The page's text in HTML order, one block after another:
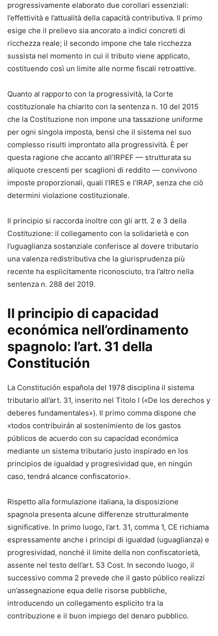
progressivamente elaborato due corollari essenziali:
l’effettività e l’attualità della capacità contributiva. Il primo
esige che il prelievo sia ancorato a indici concreti di
ricchezza reale; il secondo impone che tale ricchezza
sussista nel momento in cui il tributo viene applicato,
costituendo così un limite alle norme fiscali retroattive.
Quanto al rapporto con la progressività, la Corte
costituzionale ha chiarito con la sentenza n. 10 del 2015
che la Costituzione non impone una tassazione uniforme
per ogni singola imposta, bensì che il sistema nel suo
complesso risulti improntato alla progressività. È per
questa ragione che accanto all’IRPEF — strutturata su
aliquote crescenti per scaglioni di reddito — convivono
imposte proporzionali, quali l’IRES e l’IRAP, senza che ciò
determini violazione costituzionale.
Il principio si raccorda inoltre con gli artt. 2 e 3 della
Costituzione: il collegamento con la solidarietà e con
l’uguaglianza sostanziale conferisce al dovere tributario
una valenza redistributiva che la giurisprudenza più
recente ha esplicitamente riconosciuto, tra l’altro nella
sentenza n. 288 del 2019.
Il principio di capacidad
económica nell’ordinamento
spagnolo: l’art. 31 della
Constitución
La Constitución española del 1978 disciplina il sistema
tributario all’art. 31, inserito nel Titolo I («De los derechos y
deberes fundamentales»). Il primo comma dispone che
«todos contribuirán al sostenimiento de los gastos
públicos de acuerdo con su capacidad económica
mediante un sistema tributario justo inspirado en los
principios de igualdad y progresividad que, en ningún
caso, tendrá alcance confiscatorio».
Rispetto alla formulazione italiana, la disposizione
spagnola presenta alcune differenze strutturalmente
significative. In primo luogo, l’art. 31, comma 1, CE richiama
espressamente anche i principi di igualdad (uguaglianza) e
progresividad, nonché il limite della non confiscatorietà,
assente nel testo dell’art. 53 Cost. In secondo luogo, il
successivo comma 2 prevede che il gasto público realizzi
un’assegnazione equa delle risorse pubbliche,
introducendo un collegamento esplicito tra la
contribuzione e il buon impiego del denaro pubblico.